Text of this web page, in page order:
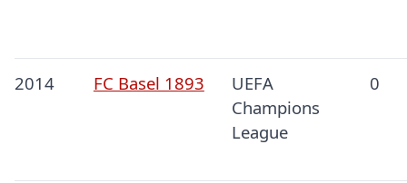
2014 FC Basel 1893
UEFA
Champions
League
0